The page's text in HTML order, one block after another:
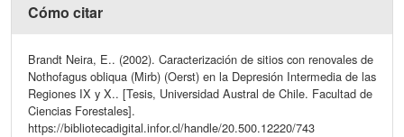
Cómo citar
Brandt Neira, E.. (2002). Caracterización de sitios con renovales de
Nothofagus obliqua (Mirb) (Oerst) en la Depresión Intermedia de las
Regiones IX y X.. [Tesis, Universidad Austral de Chile. Facultad de
Ciencias Forestales].
https://bibliotecadigital.infor.cl/handle/20.500.12220/743